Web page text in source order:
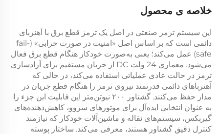
خلاصه ی محصول
این سیستم ترمز صنعتی در اصل یک ترمز قطع برق با آهنربای
دائمی
است که بر اساس اصل «امنیت در صورت خرابی» (fail-
safe) عمل می‌کند؛ یعنی به‌صورت خودکار هنگام قطع برق فعال
می‌شود. معماری 24 ولت DC
از جریان مستقیم برای آزادسازی
ترمز در حالت عادی عملیاتی استفاده می‌کند، در حالی که
آهنرباهای دائمی قدرتمند نیروی ترمز را هنگام قطع جریان در
مدار حفظ می‌کنند. گشتاور ۲۰۰ نیوتن‌متر
این قابلیت این جزء را
به عنوان انتخابی ایده‌آل برای موتورهای سروو، کاهش‌دهنده‌های
گیربکس، سیستم‌های نقاله و ماشین‌آلات خودکار که نیازمند
کنترل دقیق گشتاور هستند، معرفی می‌کند. ساختار پوسته